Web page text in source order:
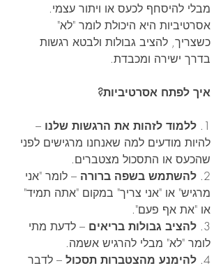
מבלי להיסחף לכעס או ויתור עצמי.
אסרטיביות היא היכולת לומר "לא"
כשצריך, להציב גבולות ולבטא רגשות
בדרך ישירה ומכבדת.
איך לפתח אסרטיביות?
1. ללמוד לזהות את הרגשות שלנו –
להיות מודעים למה שאנחנו מרגישים לפני
שהכעס או התסכול מצטברים.
2. להשתמש בשפה ברורה – לומר "אני
מרגיש" או "אני צריך" במקום "אתה תמיד"
או "את אף פעם".
3. להציב גבולות בריאים – לדעת מתי
לומר "לא" מבלי להרגיש אשמה.
4. להימנע מהצטברות תסכול – לדבר